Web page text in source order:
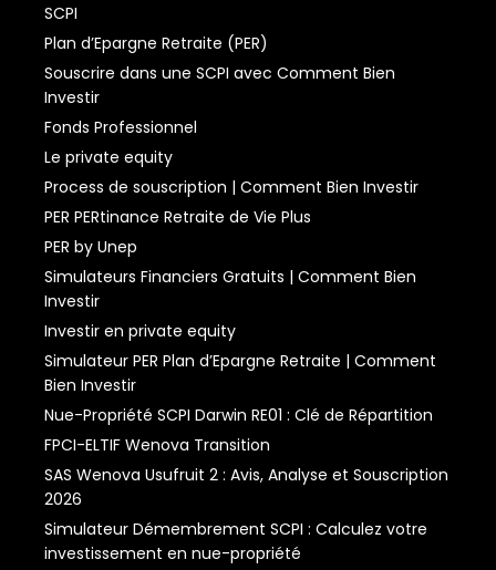
SCPI
Plan d’Epargne Retraite (PER)
Souscrire dans une SCPI avec Comment Bien
Investir
Fonds Professionnel
Le private equity
Process de souscription | Comment Bien Investir
PER PERtinance Retraite de Vie Plus
PER by Unep
Simulateurs Financiers Gratuits | Comment Bien
Investir
Investir en private equity
Simulateur PER Plan d’Epargne Retraite | Comment
Bien Investir
Nue-Propriété SCPI Darwin RE01 : Clé de Répartition
FPCI-ELTIF Wenova Transition
SAS Wenova Usufruit 2 : Avis, Analyse et Souscription
2026
Simulateur Démembrement SCPI : Calculez votre
investissement en nue-propriété